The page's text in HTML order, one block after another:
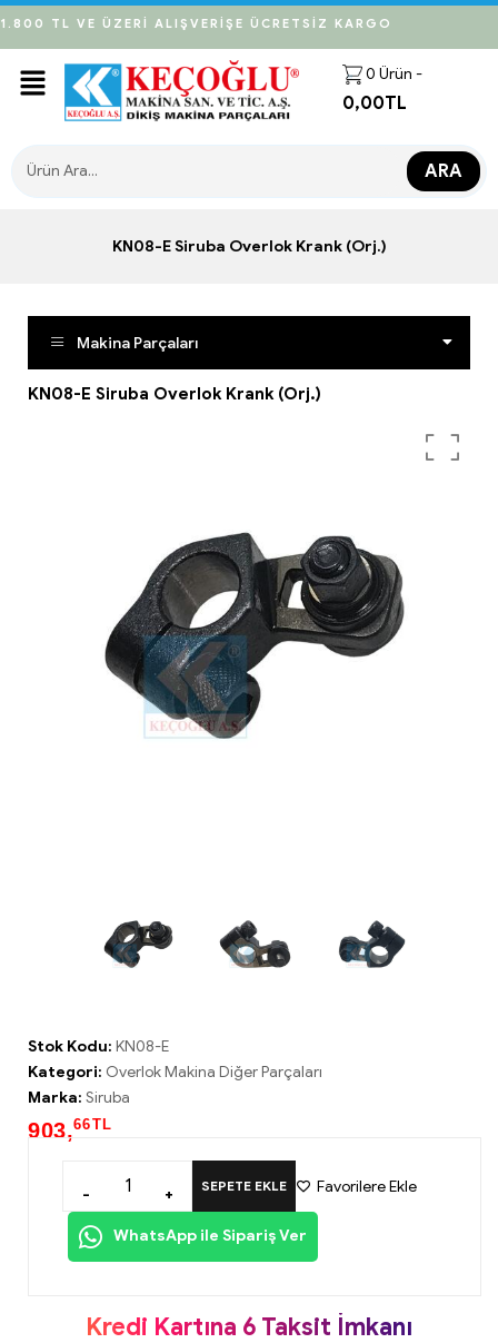
1.800 TL VE ÜZERİ ALIŞVERİŞE ÜCRETSİZ KARGO
0 Ürün -
0,00TL
ARA
KN08-E Siruba Overlok Krank (Orj.)
Makina Parçaları
KN08-E Siruba Overlok Krank (Orj.)
Stok Kodu: KN08-E
Kategori: Overlok Makina Diğer Parçaları
Marka: Siruba
903,66TL
- + SEPETE EKLE Favorilere Ekle
WhatsApp ile Sipariş Ver
Kredi Kartına 6 Taksit İmkanı